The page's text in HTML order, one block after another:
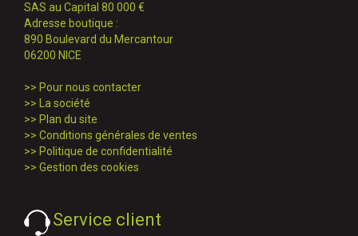
SAS au Capital 80 000 €
Adresse boutique :
890 Boulevard du Mercantour
06200 NICE
>> Pour nous contacter
>>
La société
>> Plan du site
>> Conditions générales de ventes
>> Politique de confidentialité
>> Gestion des cookies
Service client